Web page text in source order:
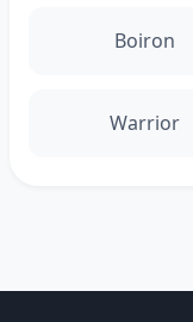
Boiron
Warrior